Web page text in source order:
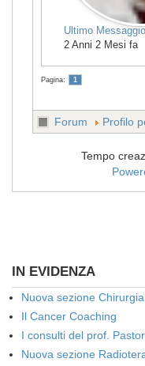
Ultimo Messaggio
2 Anni 2 Mesi fa
Pagina: 1
Forum Profilo
Tempo
IN EVIDENZA
Nuova sezione
Il Cancer Coaching
I consulti del prof.
Nuova sezione